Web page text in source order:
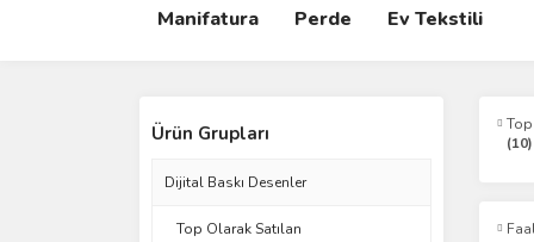
Manifatura Perde Ev Tekstili
Ürün Grupları
Dijital Baskı Desenler
Top Olarak Satılan
(10)